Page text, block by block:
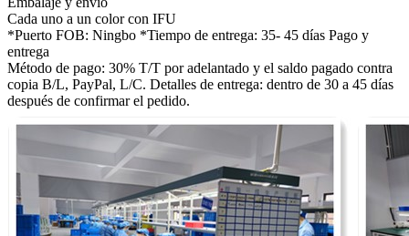
Cada uno a un color con IFU
*Puerto FOB: Ningbo *Tiempo de entrega: 35- 45 días Pago y
entrega
Método de pago: 30% T/T por adelantado y el saldo pagado contra
copia B/L, PayPal, L/C. Detalles de entrega: dentro de 30 a 45 días
después de confirmar el pedido.